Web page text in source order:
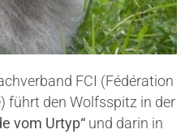
FCI (Fédération
führt den Wolfsspitz in der
vom Urtyp“ und darin in